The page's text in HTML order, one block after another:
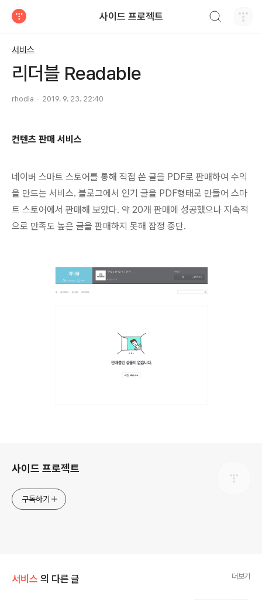
사이드 프로젝트
서비스
리더블 Readable
rhodia 2019. 9. 23. 22:40
컨텐츠 판매 서비스
네이버 스마트 스토어를 통해 직접 쓴 글을 PDF로 판매하여 수익
을 만드는 서비스. 블로그에서 인기 글을 PDF형태로 만들어 스마
트 스토어에서 판매해 보았다. 약 20개 판매에 성공했으나 지속적
으로 만족도 높은 글을 판매하지 못해 잠정 중단.
사이드 프로젝트
구독하기
서비스 의 다른 글 더보기